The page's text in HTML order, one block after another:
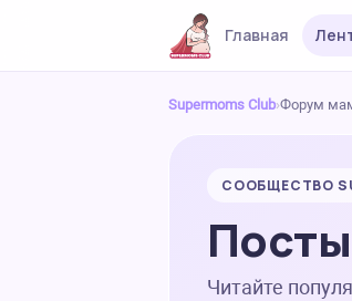
Главная
Supermoms Club›Форум
СООБЩЕСТВО
Читайте